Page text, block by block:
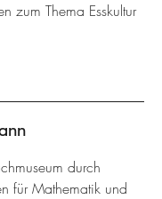
zum Thema Esskultur
durch
für Mathematik und